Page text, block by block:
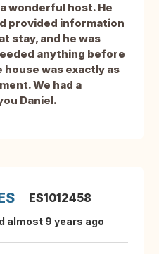
wonderful host. He
provided information
stay, and he was
anything before
was exactly as
We had a
Daniel.
ES1012458
almost 9 years ago